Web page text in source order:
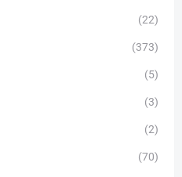
(22)
(373)
(5)
(3)
(2)
(70)